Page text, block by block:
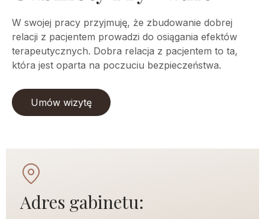
W swojej pracy przyjmuję, że zbudowanie dobrej
relacji z pacjentem prowadzi do osiągania efektów
terapeutycznych. Dobra relacja z pacjentem to ta,
która jest oparta na poczuciu bezpieczeństwa.
Umów wizytę
Adres gabinetu: